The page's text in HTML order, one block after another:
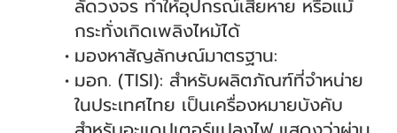
ลัดวงจร ทำให้อุปกรณ์เสียหาย หรือแม้
กระทั่งเกิดเพลิงไหม้ได้
มองหาสัญลักษณ์มาตรฐาน:
มอก. (TISI): สำหรับผลิตภัณฑ์ที่จำหน่าย
ในประเทศไทย เป็นเครื่องหมายบังคับ